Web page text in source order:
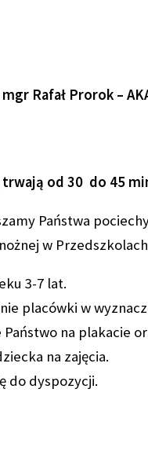
mgr Rafał Prorok –
od 30 do 45
Państwa
w
3-7 lat.
placówki w
na plakacie
na zajęcia.
do dyspozycji.